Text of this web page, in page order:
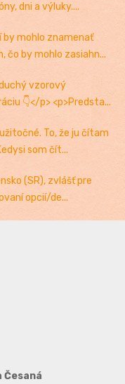
dni a výluky....
by mohlo znamenať
čo by mohlo zasiahn...
vzorový
👇</p> <p>Predsta...
To, že ju čítam
som čít...
(SR), zvlášť pre
opcií/de...
Česaná